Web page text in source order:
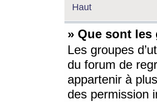
Haut
» Que sont les
Les groupes
du forum de
appartenir à
des permission